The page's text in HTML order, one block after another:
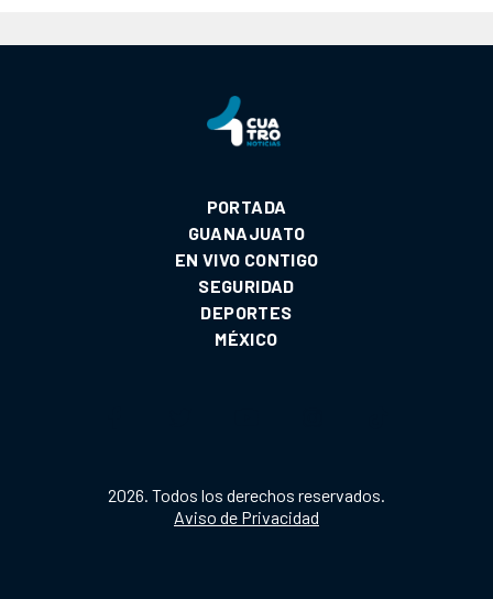
PORTADA
GUANAJUATO
EN VIVO CONTIGO
SEGURIDAD
DEPORTES
MÉXICO
2026. Todos los derechos reservados.
Aviso de Privacidad